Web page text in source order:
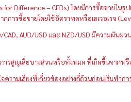
Difference – CFDs) โดยมีการซื้อขายใ
การซื้อขายโดยใช้อัตราทดหรือเลเวอเรจ
AUD/USD และ NZD/USD มีความผัน
รสูญเสียบางส่วนหรือทั้งหมด ที่เกิดขึ้นจากหรื
วามเสี่ยงที่เกี่ยวข้องอย่างถี่ถ้วนก่อนเริ่มทำกา